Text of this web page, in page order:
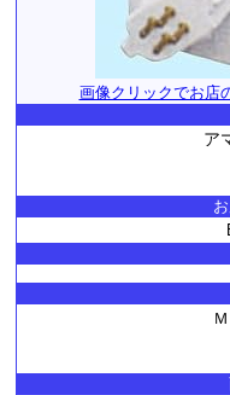
画像クリックでお店
ア